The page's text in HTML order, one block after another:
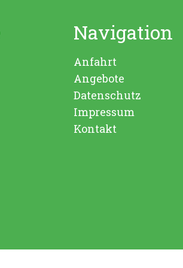
Navigation
Anfahrt
Angebote
Datenschutz
Impressum
Kontakt